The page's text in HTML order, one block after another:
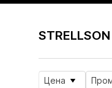
Цена